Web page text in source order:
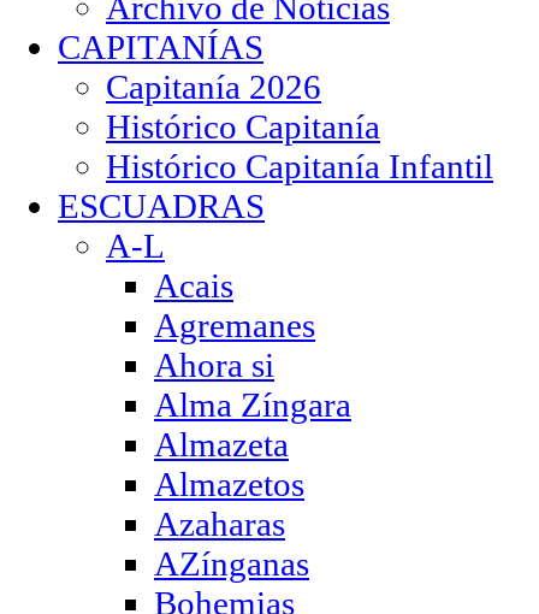
CAPITANÍAS
Capitanía 2026
Histórico Capitanía
Histórico Capitanía Infantil
ESCUADRAS
A-L
Acais
Agremanes
Ahora si
Alma Zíngara
Almazeta
Almazetos
Azaharas
AZínganas
Bohemias